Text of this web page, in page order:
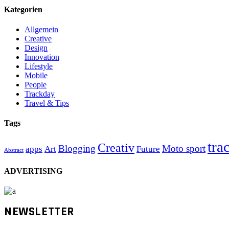
Kategorien
Allgemein
Creative
Design
Innovation
Lifestyle
Mobile
People
Trackday
Travel & Tips
Tags
Abstract apps Art Blogging Creativ Future Moto sport
ADVERTISING
NEWSLETTER